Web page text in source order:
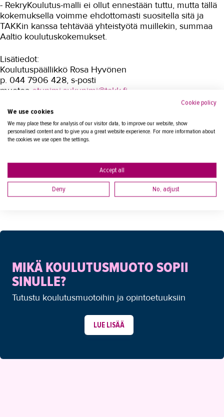
Stingnet ja BACnet
Sisustaminen ja pintakäsittely
Talotekniikka ja kylmäala
Työyhteisö ja työura
Valimotekniikka
Yrittäjyys
Koulutusopas
TAKK
- RekryKoulutus-malli ei ollut ennestään tuttu, mutta tällä
kokemuksella voimme ehdottomasti suositella sitä ja
TAKKin kanssa tehtävää yhteistyötä muillekin, summaa
Aaltio koulutuskokemukset.
Lisätiedot:
Koulutuspäällikkö Rosa Hyvönen
p. 044 7906 428, s-posti
muotoa etunimi.sukunimi@takk.fi
Lisätietoa yhteishankintakoulutuksista
MIKÄ KOULUTUSMUOTO SOPII
SINULLE?
Tutustu koulutusmuotoihin ja opintoetuuksiin
LUE LISÄÄ
Cookie policy
We use cookies
We may place these for analysis of our visitor data, to improve our website, show
personalised content and to give you a great website experience. For more information about
the cookies we use open the settings.
Accept all
Deny No, adjust